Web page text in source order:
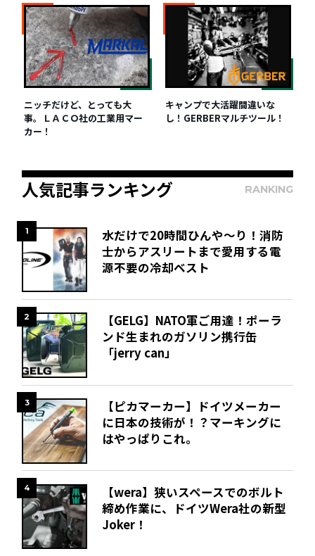
ニッチだけど、とっても大
事。ＬＡＣＯ社の工業用マー
カー！
キャンプで大活躍間違いな
し！GERBERマルチツール！
人気記事ランキング RANKING
1
水だけで20時間ひんや～り！消防
士からアスリートまで愛用する電
源不要の冷却ベスト
2
【GELG】NATO軍ご用達！ポーラ
ンド生まれのガソリン携行缶
「jerry can」
3
【ピカマーカー】ドイツメーカー
に日本の技術が！？マーキングに
はやっぱりこれ。
4
【wera】狭いスペースでのボルト
締め作業に、ドイツWera社の新型
Joker！